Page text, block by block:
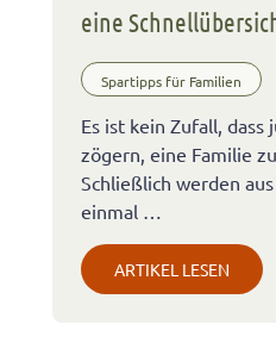
eine
Spartipps für Familien
Es ist kein Zufall,
zögern, eine Familie
Schließlich werden
einmal …
ARTIKEL LESEN